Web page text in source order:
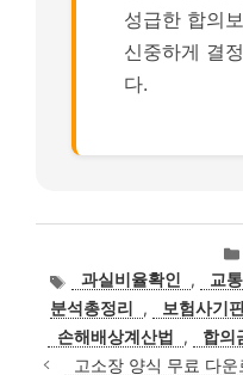
성급한 합의
신중하게 결
다.
태
그
과실비율확인 , 교
분석총정리
, 보험사기
손해배상계산법
, 합의
고소장 양식 무료 다